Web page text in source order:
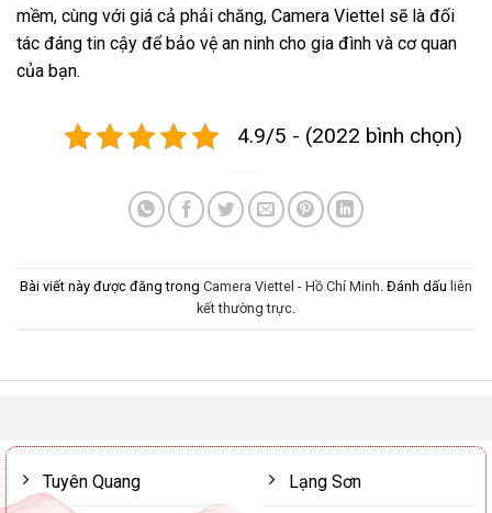
mềm, cùng với giá cả phải chăng, Camera Viettel sẽ là đối
tác đáng tin cậy để bảo vệ an ninh cho gia đình và cơ quan
của bạn.
4.9/5 - (2022 bình chọn)
Bài viết này được đăng trong Camera Viettel - Hồ Chí Minh. Đánh dấu liên
kết thường trực.
Tuyên Quang Lạng Sơn